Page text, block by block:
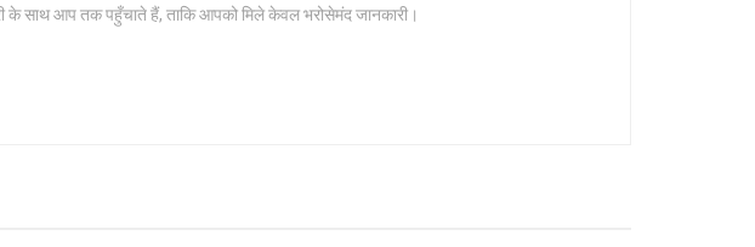
के साथ आप तक पहुँचाते हैं, ताकि आपको मिले केवल भरोसेमंद जानकारी।